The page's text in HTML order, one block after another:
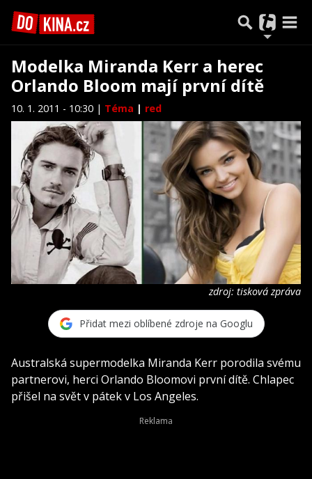
Modelka Miranda Kerr a herec
Orlando Bloom mají první dítě
10. 1. 2011 - 10:30 | Téma | red
zdroj: tisková zpráva
Přidat mezi oblíbené zdroje na Googlu
Australská supermodelka Miranda Kerr porodila svému
partnerovi, herci Orlando Bloomovi první dítě. Chlapec
přišel na svět v pátek v Los Angeles.